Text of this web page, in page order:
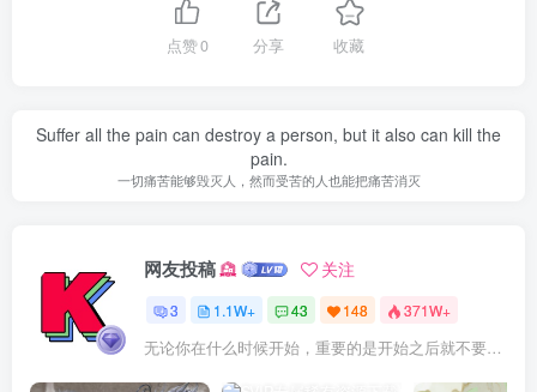
点赞0 分享 收藏
Suffer all the pain can destroy a person, but it also can kill the
pain.
一切痛苦能够毁灭人，然而受苦的人也能把痛苦消灭
网友投稿 关注
3 1.1W+ 43 148 371W+
无论你在什么时候开始，重要的是开始之后就不要停止